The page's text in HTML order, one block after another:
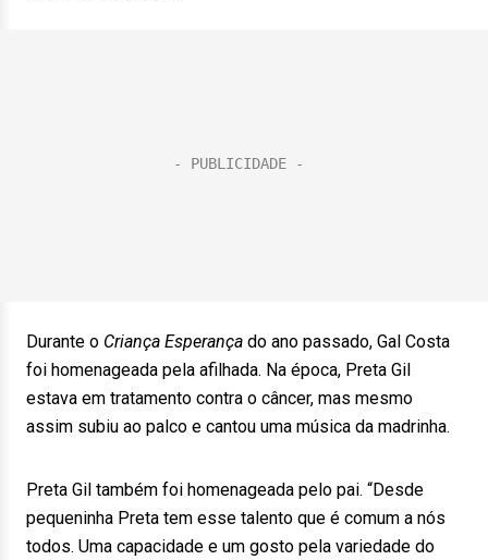
Durante o Criança Esperança do ano passado, Gal Costa
foi homenageada pela afilhada. Na época, Preta Gil
estava em tratamento contra o câncer, mas mesmo
assim subiu ao palco e cantou uma música da madrinha.
Preta Gil também foi homenageada pelo pai. “Desde
pequeninha Preta tem esse talento que é comum a nós
todos. Uma capacidade e um gosto pela variedade do